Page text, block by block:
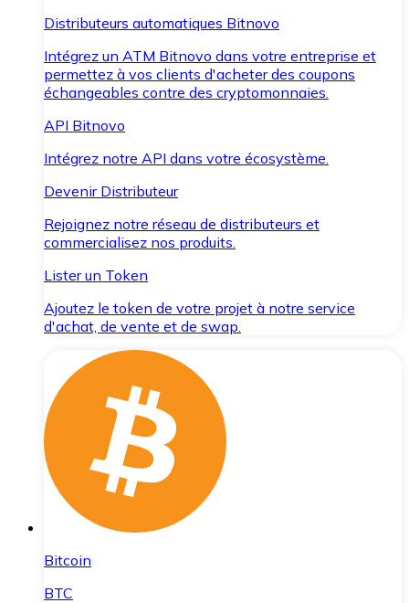
Distributeurs automatiques Bitnovo
Intégrez un ATM Bitnovo dans votre entreprise et
permettez à vos clients d'acheter des coupons
échangeables contre des cryptomonnaies.
API Bitnovo
Intégrez notre API dans votre écosystème.
Devenir Distributeur
Rejoignez notre réseau de distributeurs et
commercialisez nos produits.
Lister un Token
Ajoutez le token de votre projet à notre service
d'achat, de vente et de swap.
Bitcoin
BTC